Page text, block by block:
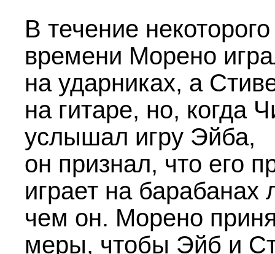
В течение некоторого
времени Морено
на ударниках, а
на гитаре, но, когда
услышал игру Эйба,
он признал, что его
играет на барабанах
чем он. Морено
меры, чтобы Эйб и